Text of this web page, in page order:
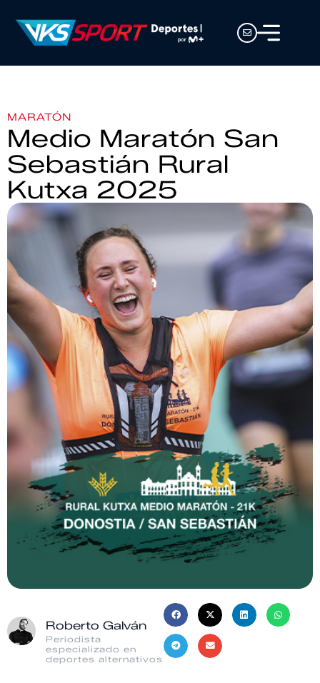
MARATÓN
Medio Maratón San
Sebastián Rural
Kutxa 2025
Roberto Galván
Periodista
especializado en
deportes alternativos